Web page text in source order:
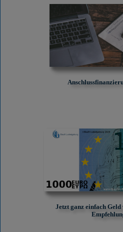
Jetzt ganz einfach